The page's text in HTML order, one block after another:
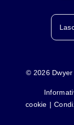
Tensione:2.8
INGRESSI
© 2026Dwyer
cookie